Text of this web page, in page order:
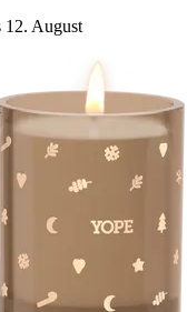
12. August